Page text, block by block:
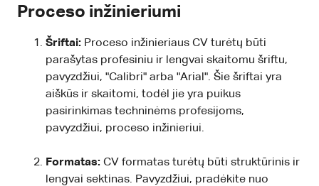
Proceso inžinieriumi
Šriftai: Proceso inžinieriaus CV turėtų būti
parašytas profesiniu ir lengvai skaitomu šriftu,
pavyzdžiui, "Calibri" arba "Arial". Šie šriftai yra
aiškūs ir skaitomi, todėl jie yra puikus
pasirinkimas techninėms profesijoms,
pavyzdžiui, proceso inžinieriui.
Formatas: CV formatas turėtų būti struktūrinis ir
lengvai sektinas. Pavyzdžiui, pradėkite nuo